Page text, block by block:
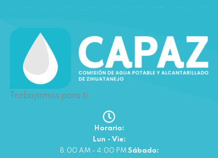
Trabajamos para ti.
Horario:
Lun - Vie:
8:00 AM - 4:00 PM Sábado: